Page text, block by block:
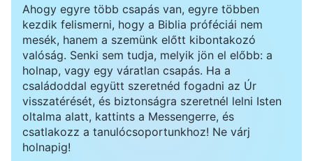
Ahogy egyre több csapás van, egyre többen
kezdik felismerni, hogy a Biblia próféciái nem
mesék, hanem a szemünk előtt kibontakozó
valóság. Senki sem tudja, melyik jön el előbb: a
holnap, vagy egy váratlan csapás. Ha a
családoddal együtt szeretnéd fogadni az Úr
visszatérését, és biztonságra szeretnél lelni Isten
oltalma alatt, kattints a Messengerre, és
csatlakozz a tanulócsoportunkhoz! Ne várj
holnapig!